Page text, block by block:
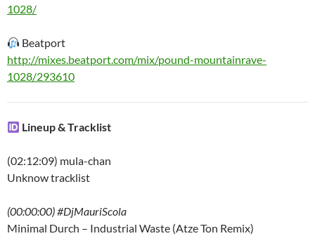
1028/
Beatport
http://mixes.beatport.com/mix/pound-mountainrave-
1028/293610
Lineup & Tracklist
(02:12:09) mula-chan
Unknow tracklist
(00:00:00) #DjMauriScola
Minimal Durch – Industrial Waste (Atze Ton Remix)